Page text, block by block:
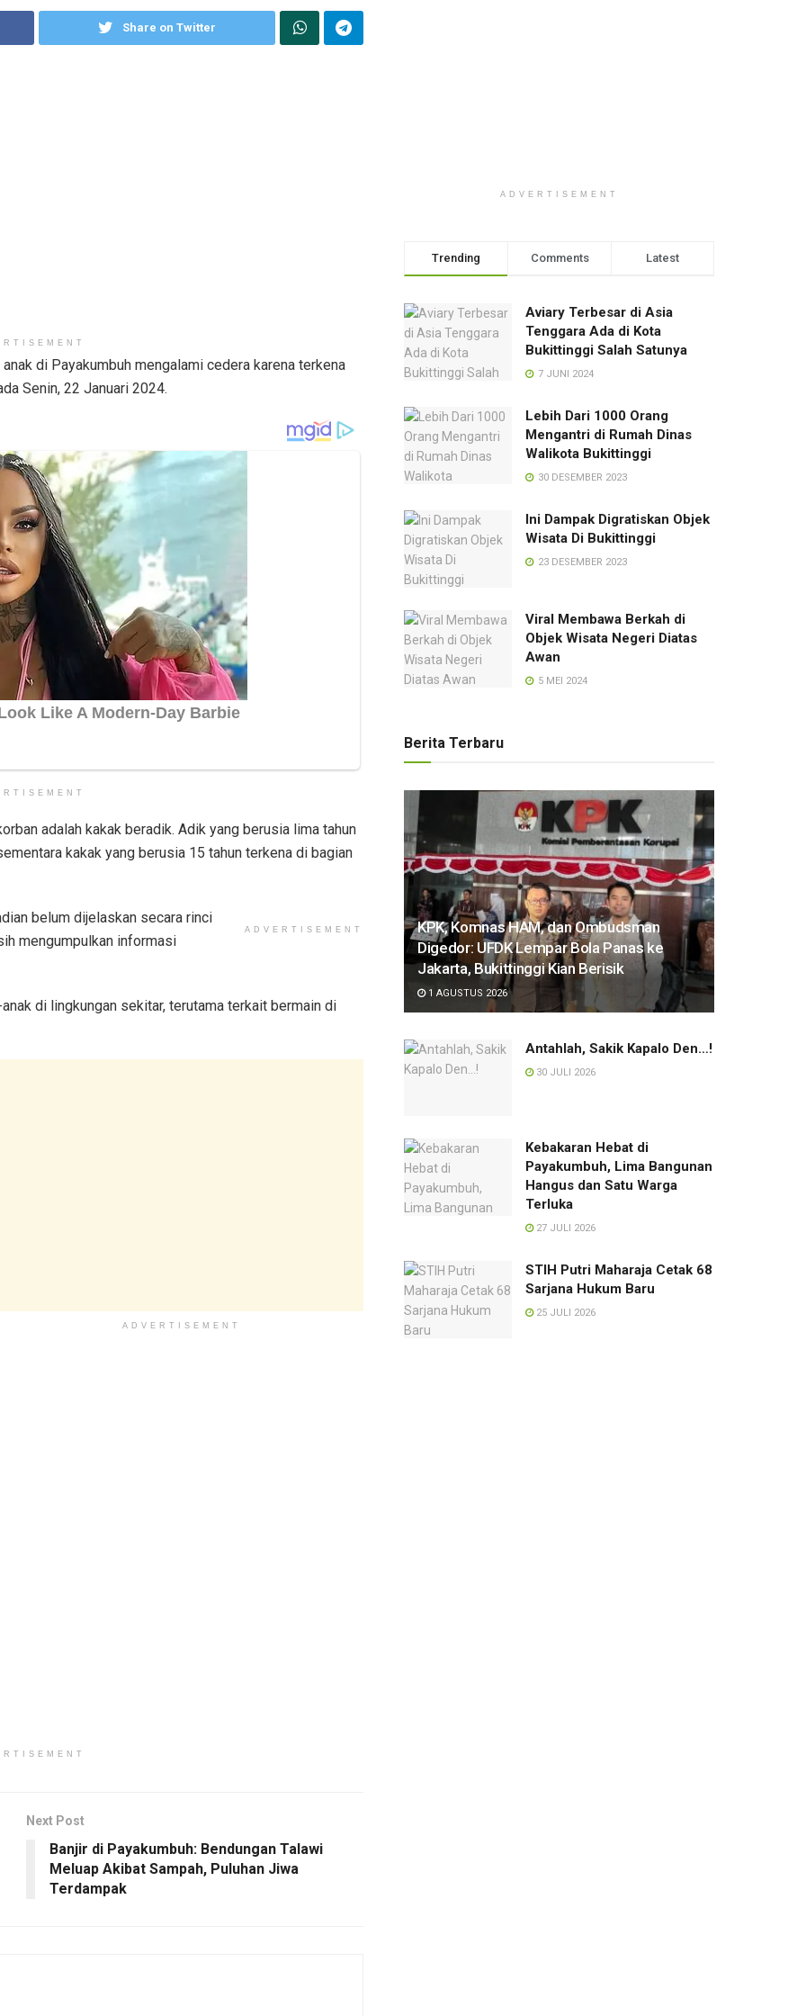
Share on Twitter
di Payakumbuh mengalami cedera karena terkena
Senin, 22 Januari 2024.
adalah kakak beradik. Adik yang berusia lima tahun
kakak yang berusia 15 tahun terkena di bagian
ADVERTISEMENT
belum dijelaskan secara rinci
mengumpulkan informasi
di lingkungan sekitar, terutama terkait bermain di
ADVERTISEMENT
Next Post
Banjir di Payakumbuh: Bendungan Talawi
Meluap Akibat Sampah, Puluhan Jiwa
Terdampak
ADVERTISEMENT
Trending Comments Latest
Aviary Terbesar di Asia
Tenggara Ada di Kota
Bukittinggi Salah Satunya
7 JUNI 2024
Lebih Dari 1000 Orang
Mengantri di Rumah Dinas
Walikota Bukittinggi
30 DESEMBER 2023
Ini Dampak Digratiskan Objek
Wisata Di Bukittinggi
23 DESEMBER 2023
Viral Membawa Berkah di
Objek Wisata Negeri Diatas
Awan
5 MEI 2024
Berita Terbaru
KPK, Komnas HAM, dan Ombudsman
Digedor: UFDK Lempar Bola Panas ke
Jakarta, Bukittinggi Kian Berisik
1 AGUSTUS 2026
Antahlah, Sakik Kapalo Den…!
30 JULI 2026
Kebakaran Hebat di
Payakumbuh, Lima Bangunan
Hangus dan Satu Warga
Terluka
27 JULI 2026
STIH Putri Maharaja Cetak 68
Sarjana Hukum Baru
25 JULI 2026